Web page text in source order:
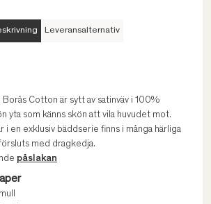
Leveransalternativ
Cotton är sytt av satinväv i 100%
yta som känns skön att vila huvudet mot.
en exklusiv bäddserie finns i många härliga
med dragkedja.
påslakan